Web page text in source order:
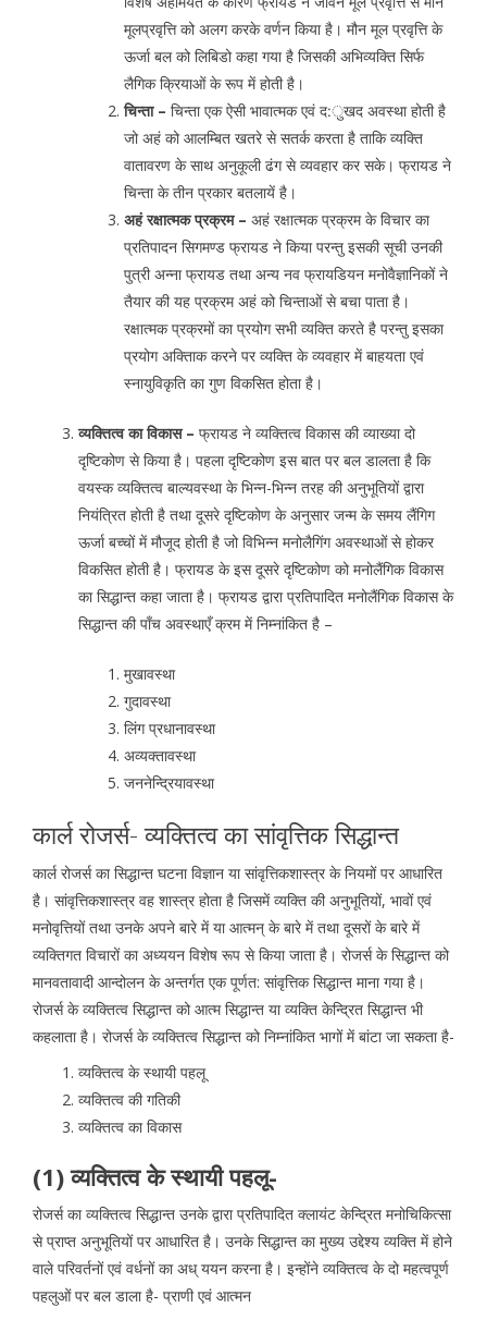
मूलप्रवृत्ति को अलग करके वर्णन किया है। मौन मूल प्रवृत्ति के
ऊर्जा बल को लिबिडो कहा गया है जिसकी अभिव्यक्ति सिर्फ
लैगिक क्रियाओं के रूप में होती है।
चिन्ता – चिन्ता एक ऐसी भावात्मक एवं द:ुखद अवस्था होती है
जो अहं को आलम्बित खतरे से सतर्क करता है ताकि व्यक्ति
वातावरण के साथ अनुकूली ढंग से व्यवहार कर सके। फ्रायड ने
चिन्ता के तीन प्रकार बतलायें है।
अहं रक्षात्मक प्रक्रम – अहं रक्षात्मक प्रक्रम के विचार का
प्रतिपादन सिगमण्ड फ्रायड ने किया परन्तु इसकी सूची उनकी
पुत्री अन्ना फ्रायड तथा अन्य नव फ्रायडियन मनोवैज्ञानिकों ने
तैयार की यह प्रक्रम अहं को चिन्ताओं से बचा पाता है।
रक्षात्मक प्रक्रमों का प्रयोग सभी व्यक्ति करते है परन्तु इसका
प्रयोग अक्तिाक करने पर व्यक्ति के व्यवहार में बाहयता एवं
स्नायुविकृति का गुण विकसित होता है।
व्यक्तित्व का विकास – फ्रायड ने व्यक्तित्व विकास की व्याख्या दो
दृष्टिकोण से किया है। पहला दृष्टिकोण इस बात पर बल डालता है कि
वयस्क व्यक्तित्व बाल्यवस्था के भिन्न-भिन्न तरह की अनुभूतियों द्वारा
नियंत्रित होती है तथा दूसरे दृष्टिकोण के अनुसार जन्म के समय लैंगिग
ऊर्जा बच्चों में मौजूद होती है जो विभिन्न मनोलैगिंग अवस्थाओं से होकर
विकसित होती है। फ्रायड के इस दूसरे दृष्टिकोण को मनोलैंगिक विकास
का सिद्धान्त कहा जाता है। फ्रायड द्वारा प्रतिपादित मनोलैंगिक विकास के
सिद्धान्त की पाँच अवस्थाएँ क्रम में निम्नांकित है –
मुखावस्था
गुदावस्था
लिंग प्रधानावस्था
अव्यक्तावस्था
जननेन्द्रियावस्था
कार्ल रोजर्स- व्यक्तित्व का सांवृत्तिक सिद्धान्त
कार्ल रोजर्स का सिद्धान्त घटना विज्ञान या सांवृत्तिकशास्त्र के नियमों पर आधारित
है। सांवृत्तिकशास्त्र वह शास्त्र होता है जिसमें व्यक्ति की अनुभूतियों, भावों एवं
मनोवृत्तियों तथा उनके अपने बारे में या आत्मन् के बारे में तथा दूसरों के बारे में
व्यक्तिगत विचारों का अध्ययन विशेष रूप से किया जाता है। रोजर्स के सिद्धान्त को
मानवतावादी आन्दोलन के अन्तर्गत एक पूर्णत: सांवृत्तिक सिद्धान्त माना गया है।
रोजर्स के व्यक्तित्व सिद्धान्त को आत्म सिद्धान्त या व्यक्ति केन्द्रित सिद्धान्त भी
कहलाता है। रोजर्स के व्यक्तित्व सिद्धान्त को निम्नांकित भागों में बांटा जा सकता है-
व्यक्तित्व के स्थायी पहलू
व्यक्तित्व की गतिकी
व्यक्तित्व का विकास
(1) व्यक्तित्व के स्थायी पहलू-
रोजर्स का व्यक्तित्व सिद्धान्त उनके द्वारा प्रतिपादित क्लायंट केन्द्रित मनोचिकित्सा
से प्राप्त अनुभूतियों पर आधारित है। उनके सिद्धान्त का मुख्य उद्देश्य व्यक्ति में होने
वाले परिवर्तनों एवं वर्धनों का अध् ययन करना है। इन्होंने व्यक्तित्व के दो महत्वपूर्ण
पहलुओं पर बल डाला है- प्राणी एवं आत्मन